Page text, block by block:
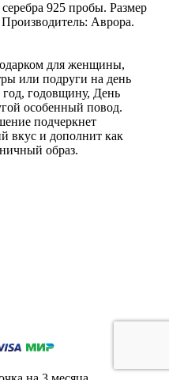
925 пробы. Размер
Аврора.
для женщины,
или подруги на день
годовщину, День
особенный повод.
подчеркнет
вкус и дополнит как
образ.